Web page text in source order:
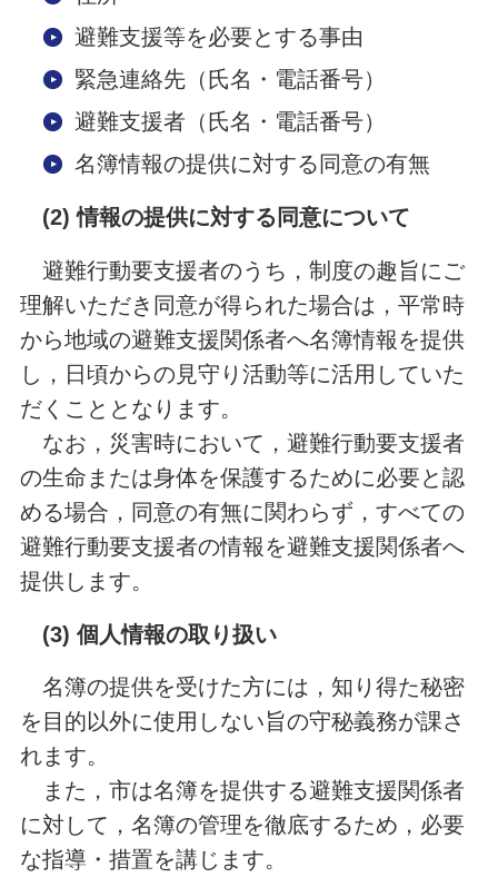
避難支援等を必要とする事由
緊急連絡先（氏名・電話番号）
避難支援者（氏名・電話番号）
名簿情報の提供に対する同意の有無
(2)情報の提供に対する同意について
避難行動要支援者のうち，制度の趣旨にご
理解いただき同意が得られた場合は，平常時
から地域の避難支援関係者へ名簿情報を提供
し，日頃からの見守り活動等に活用していた
だくこととなります。
なお，災害時において，避難行動要支援者
の生命または身体を保護するために必要と認
める場合，同意の有無に関わらず，すべての
避難行動要支援者の情報を避難支援関係者へ
提供します。
(3) 個人情報の取り扱い
名簿の提供を受けた方には，知り得た秘密
を目的以外に使用しない旨の守秘義務が課さ
れます。
また，市は名簿を提供する避難支援関係者
に対して，名簿の管理を徹底するため，必要
な指導・措置を講じます。